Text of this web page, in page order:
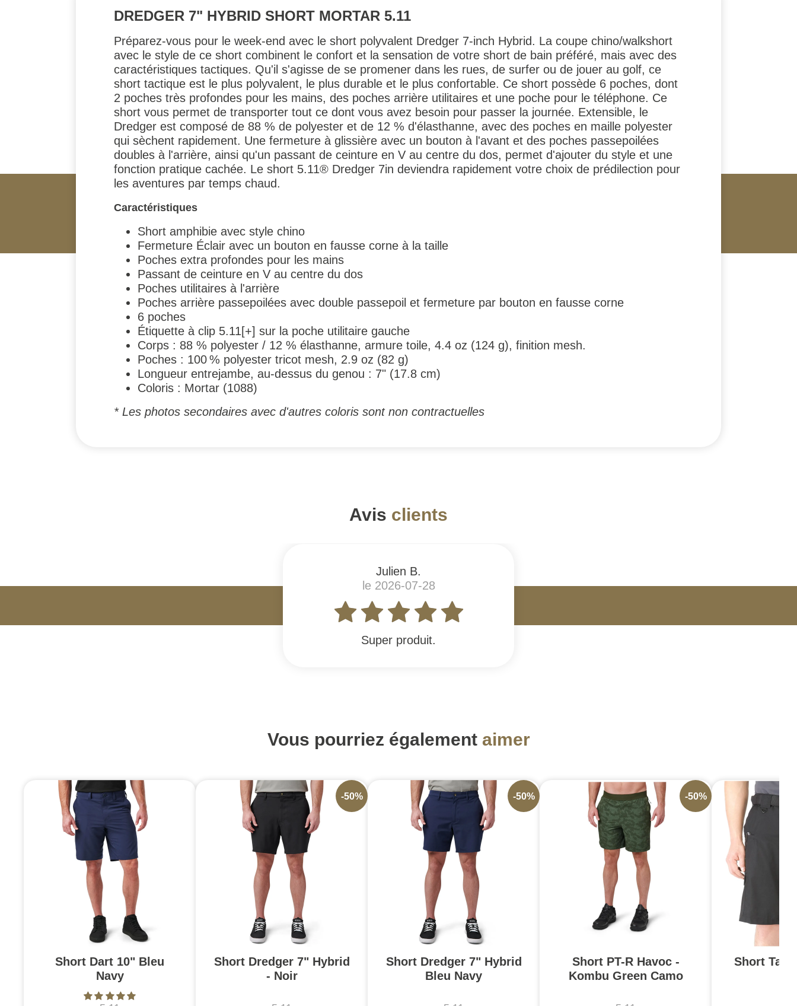
DREDGER 7" HYBRID SHORT MORTAR 5.11
Préparez-vous pour le week-end avec le short polyvalent Dredger 7-inch Hybrid. La coupe chino/walkshort
avec le style de ce short combinent le confort et la sensation de votre short de bain préféré, mais avec des
caractéristiques tactiques. Qu'il s'agisse de se promener dans les rues, de surfer ou de jouer au golf, ce
short tactique est le plus polyvalent, le plus durable et le plus confortable. Ce short possède 6 poches, dont
2 poches très profondes pour les mains, des poches arrière utilitaires et une poche pour le téléphone. Ce
short vous permet de transporter tout ce dont vous avez besoin pour passer la journée. Extensible, le
Dredger est composé de 88 % de polyester et de 12 % d'élasthanne, avec des poches en maille polyester
qui sèchent rapidement. Une fermeture à glissière avec un bouton à l'avant et des poches passepoilées
doubles à l'arrière, ainsi qu'un passant de ceinture en V au centre du dos, permet d'ajouter du style et une
fonction pratique cachée. Le short 5.11® Dredger 7in deviendra rapidement votre choix de prédilection pour
les aventures par temps chaud.
Caractéristiques
Short amphibie avec style chino
Fermeture Éclair avec un bouton en fausse corne à la taille
Poches extra profondes pour les mains
Passant de ceinture en V au centre du dos
Poches utilitaires à l'arrière
Poches arrière passepoilées avec double passepoil et fermeture par bouton en fausse corne
6 poches
Étiquette à clip 5.11[+] sur la poche utilitaire gauche
Corps : 88 % polyester / 12 % élasthanne, armure toile, 4.4 oz (124 g), finition mesh.
Poches : 100 % polyester tricot mesh, 2.9 oz (82 g)
Longueur entrejambe, au-dessus du genou : 7" (17.8 cm)
Coloris : Mortar (1088)
* Les photos secondaires avec d'autres coloris sont non contractuelles
Avis clients
Julien B.
le 2026-07-28
Super produit.
Vous pourriez également aimer
Short Dart 10" Bleu
Navy
Short Dredger 7" Hybrid
- Noir
-50%
Short Dredger 7" Hybrid
Bleu Navy
-50%
Short PT-R Havoc -
Kombu Green Camo
-50%
Short